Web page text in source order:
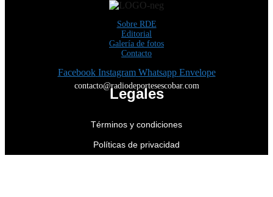
Sobre RDE
Editorial
Galería de fotos
Contacto
Facebook Instagram Whatsapp Envelope
contacto@radiodeportesescobar.com
Legales
Términos y condiciones
Políticas de privacidad